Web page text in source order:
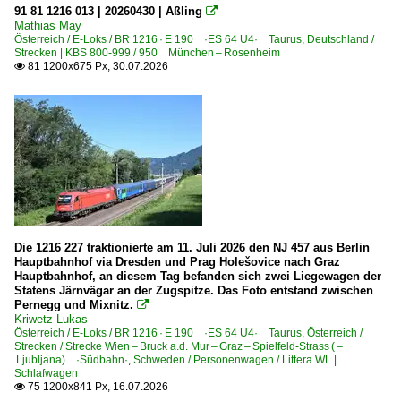
Bahnhöfe (A - E)
Aßling in Oberbayern
Dresden Hbf ·DH·
Bahnhöfe (F - K)
Grafing Bahnhof
Kiefersfelden
Bahnhöfe (L - Q)
Lindau
München Hauptbahnhof ·MH·
München-Heimeranplatz
München-Ostbahnhof
Bahnhöfe (R - Z)
2009
2010
2011
2012
2013
2014
2015
2017
2018
2019
2020
2020
91 81 1216 013 | 20260430 | Aßling 
Mathias May
Österreich / E-Loks / BR 1216 · E 190 ·ES 64 U4· Taurus, Deutschland /
Strecken | KBS 800-999 / 950 München – Rosenheim
 81 1200x675 Px, 30.07.2026
Die 1216 227 traktionierte am 11. Juli 2026 den NJ 457 aus Berlin
Hauptbahnhof via Dresden und Prag Holešovice nach Graz
Hauptbahnhof, an diesem Tag befanden sich zwei Liegewagen der
Statens Järnvägar an der Zugspitze. Das Foto entstand zwischen
Pernegg und Mixnitz. 
Kriwetz Lukas
Österreich / E-Loks / BR 1216 · E 190 ·ES 64 U4· Taurus, Österreich /
Strecken / Strecke Wien – Bruck a.d. Mur – Graz – Spielfeld-Strass ( –
Ljubljana) ·Südbahn·, Schweden / Personenwagen / Littera WL |
Schlafwagen
 75 1200x841 Px, 16.07.2026